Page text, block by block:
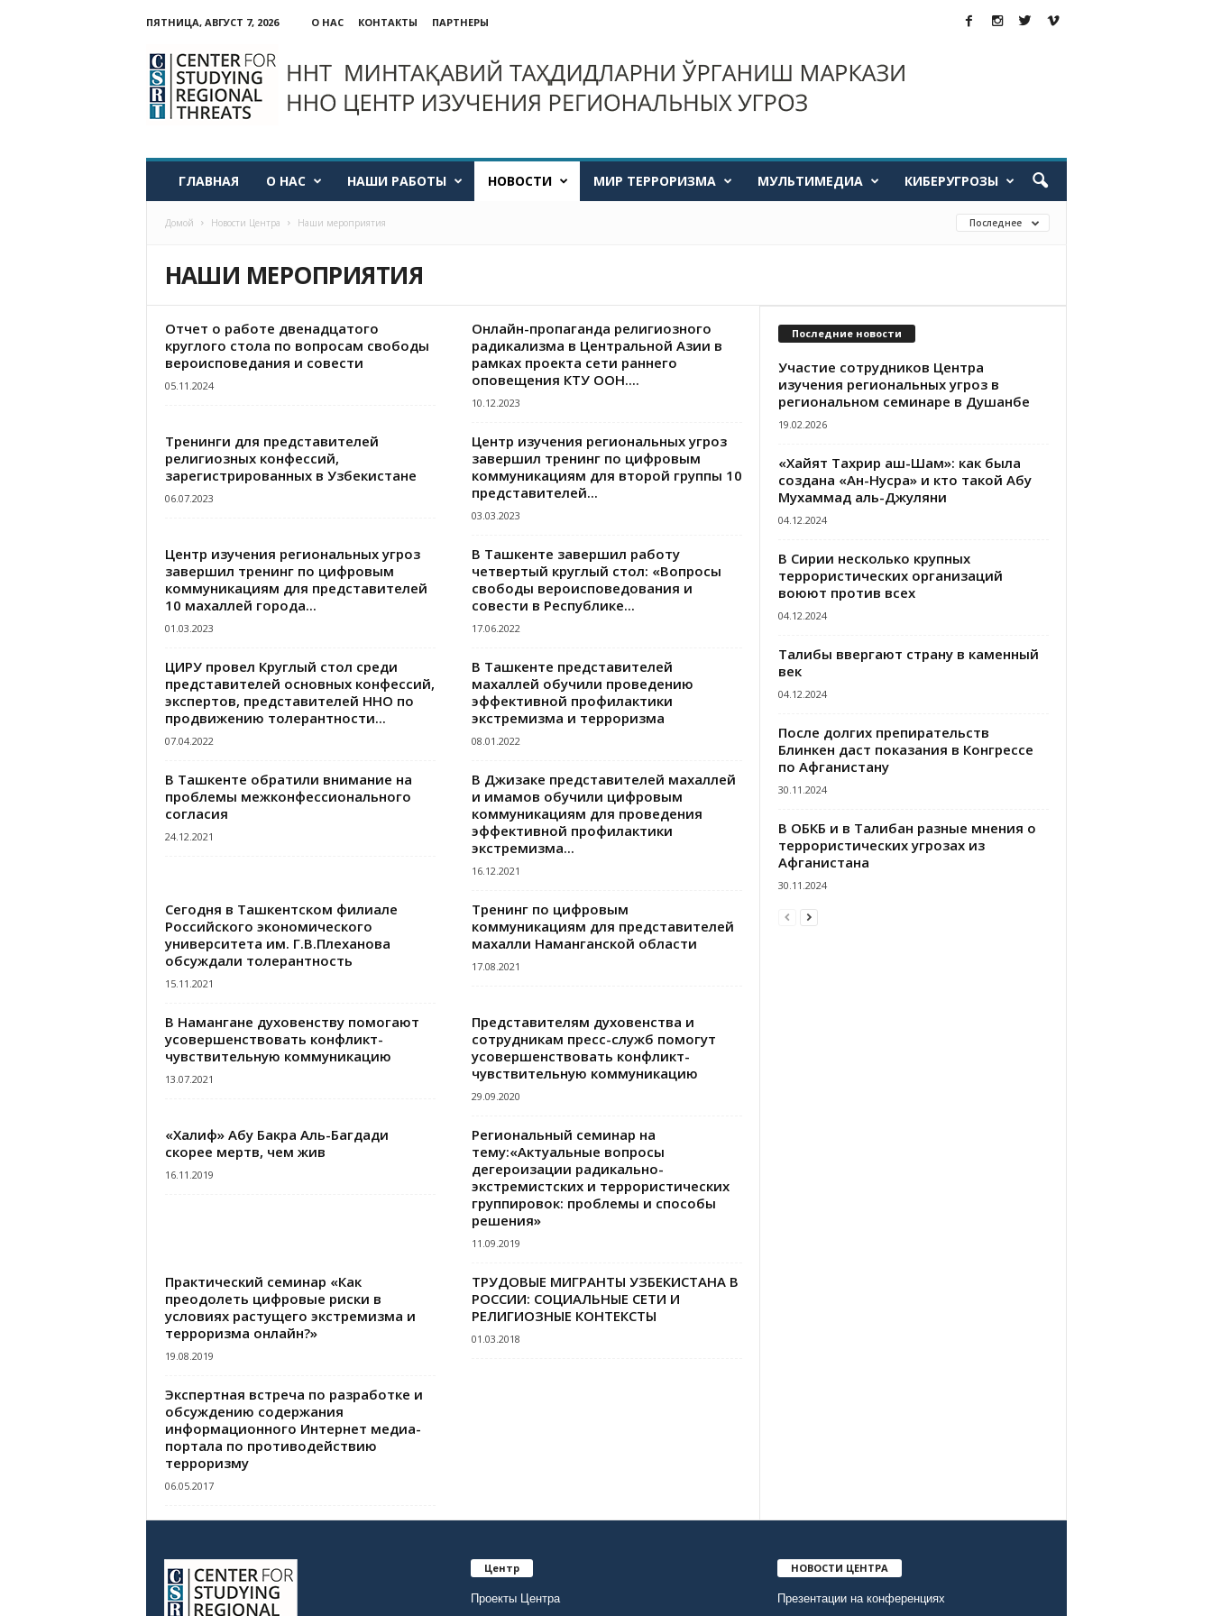
ПЯТНИЦА, АВГУСТ 7, 2026 О НАС КОНТАКТЫ
ПАРТНЕРЫ
Центр
изучения
региональных
угроз
ГЛАВНАЯ О НАС НАШИ РАБОТЫ НОВОСТИ МИР ТЕРРОРИЗМА МУЛЬТИМЕДИА КИБЕРУГРОЗЫ
Домой Новости Центра Наши мероприятия Последнее
НАШИ МЕРОПРИЯТИЯ
Отчет о работе двенадцатого
круглого стола по вопросам свободы
вероисповедания и совести
05.11.2024
Онлайн-пропаганда религиозного
радикализма в Центральной Азии в
рамках проекта сети раннего
оповещения КТУ ООН....
10.12.2023
Тренинги для представителей
религиозных конфессий,
зарегистрированных в Узбекистане
06.07.2023
Центр изучения региональных угроз
завершил тренинг по цифровым
коммуникациям для второй группы 10
представителей...
03.03.2023
Центр изучения региональных угроз
завершил тренинг по цифровым
коммуникациям для представителей
10 махаллей города...
01.03.2023
В Ташкенте завершил работу
четвертый круглый стол: «Вопросы
свободы вероисповедования и
совести в Республике...
17.06.2022
ЦИРУ провел Круглый стол среди
представителей основных конфессий,
экспертов, представителей ННО по
продвижению толерантности...
07.04.2022
В Ташкенте представителей
махаллей обучили проведению
эффективной профилактики
экстремизма и терроризма
08.01.2022
В Ташкенте обратили внимание на
проблемы межконфессионального
согласия
24.12.2021
В Джизаке представителей махаллей
и имамов обучили цифровым
коммуникациям для проведения
эффективной профилактики
экстремизма...
16.12.2021
Сегодня в Ташкентском филиале
Российского экономического
университета им. Г.В.Плеханова
обсуждали толерантность
15.11.2021
Тренинг по цифровым
коммуникациям для представителей
махалли Наманганской области
17.08.2021
В Намангане духовенству помогают
усовершенствовать конфликт-
чувствительную коммуникацию
13.07.2021
Представителям духовенства и
сотрудникам пресс-служб помогут
усовершенствовать конфликт-
чувствительную коммуникацию
29.09.2020
«Халиф» Абу Бакра Аль-Багдади
скорее мертв, чем жив
16.11.2019
Региональный семинар на
тему:«Актуальные вопросы
дегероизации радикально-
экстремистских и террористических
группировок: проблемы и способы
решения»
11.09.2019
Практический семинар «Как
преодолеть цифровые риски в
условиях растущего экстремизма и
терроризма онлайн?»
19.08.2019
ТРУДОВЫЕ МИГРАНТЫ УЗБЕКИСТАНА В
РОССИИ: СОЦИАЛЬНЫЕ СЕТИ И
РЕЛИГИОЗНЫЕ КОНТЕКСТЫ
01.03.2018
Экспертная встреча по разработке и
обсуждению содержания
информационного Интернет медиа-
портала по противодействию
терроризму
06.05.2017
Последние новости
Участие сотрудников Центра
изучения региональных угроз в
региональном семинаре в Душанбе
19.02.2026
«Хайят Тахрир аш-Шам»: как была
создана «Ан-Нусра» и кто такой Абу
Мухаммад аль-Джуляни
04.12.2024
В Сирии несколько крупных
террористических организаций
воюют против всех
04.12.2024
Талибы ввергают страну в каменный
век
04.12.2024
После долгих препирательств
Блинкен даст показания в Конгрессе
по Афганистану
30.11.2024
В ОБКБ и в Талибан разные мнения о
террористических угрозах из
Афганистана
30.11.2024
Центр
Проекты Центра
НОВОСТИ ЦЕНТРА
Презентации на конференциях